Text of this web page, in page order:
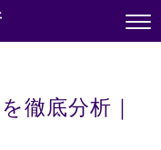
徹底分析｜